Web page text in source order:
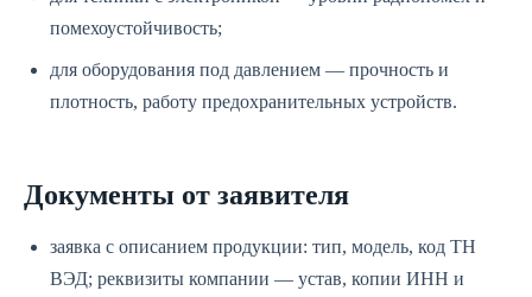
помехоустойчивость;
для оборудования под давлением — прочность и
плотность, работу предохранительных устройств.
Документы от заявителя
заявка с описанием продукции: тип, модель, код ТН
ВЭД; реквизиты компании — устав, копии ИНН и